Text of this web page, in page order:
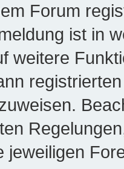
Forum
ist in
weitere
jeweiligen